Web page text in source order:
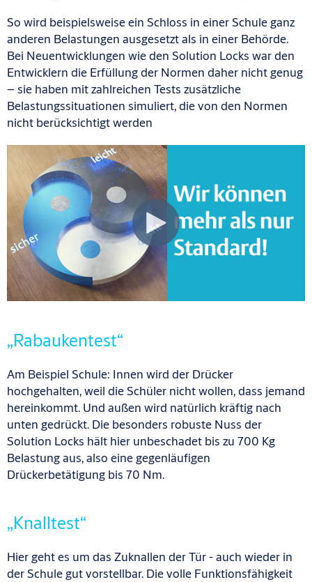
So wird beispielsweise ein Schloss in einer Schule ganz
anderen Belastungen ausgesetzt als in einer Behörde.
Bei Neuentwicklungen wie den Solution Locks war den
Entwicklern die Erfüllung der Normen daher nicht genug
– sie haben mit zahlreichen Tests zusätzliche
Belastungssituationen simuliert, die von den Normen
nicht berücksichtigt werden
„Rabaukentest“
Am Beispiel Schule: Innen wird der Drücker
hochgehalten, weil die Schüler nicht wollen, dass jemand
hereinkommt. Und außen wird natürlich kräftig nach
unten gedrückt. Die besonders robuste Nuss der
Solution Locks hält hier unbeschadet bis zu 700 Kg
Belastung aus, also eine gegenläufigen
Drückerbetätigung bis 70 Nm.
„Knalltest“
Hier geht es um das Zuknallen der Tür - auch wieder in
der Schule gut vorstellbar. Die volle Funktionsfähigkeit